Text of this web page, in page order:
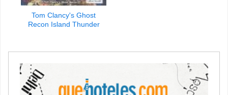
Tom Clancy's Ghost
Recon Island Thunder